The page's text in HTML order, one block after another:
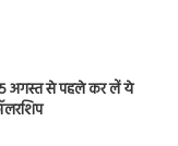
अगस्त से पहले कर लें ये